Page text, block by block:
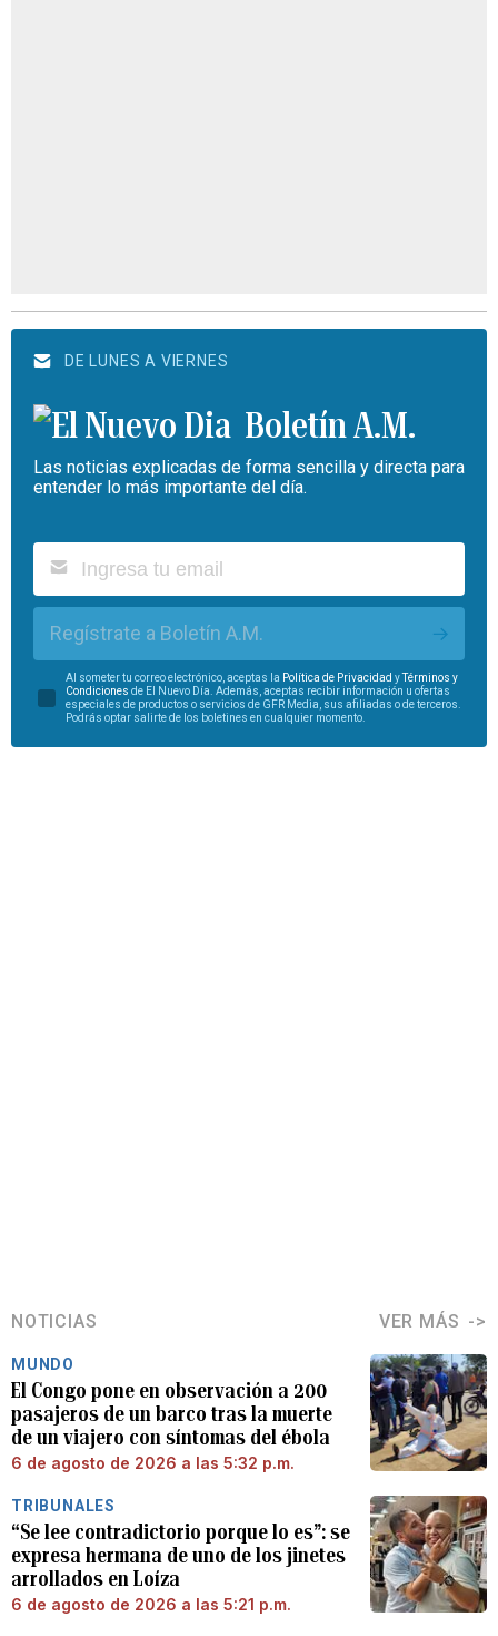
DE LUNES A VIERNES
Boletín A.M.
Las noticias explicadas de forma sencilla y directa para
entender lo más importante del día.
Regístrate a Boletín A.M.
Al someter tu correo electrónico, aceptas la Política de Privacidad yTérminos y
Condiciones de El Nuevo Día. Además, aceptas recibir información u ofertas
especiales de productos o servicios de GFR Media, sus afiliadas o de terceros.
Podrás optar salirte de los boletines en cualquier momento.
NOTICIAS VER MÁS
MUNDO
El Congo pone en observación a 200
pasajeros de un barco tras la muerte
de un viajero con síntomas del ébola
6 de agosto de 2026 a las 5:32 p.m.
TRIBUNALES
“Se lee contradictorio porque lo es”: se
expresa hermana de uno de los jinetes
arrollados en Loíza
6 de agosto de 2026 a las 5:21 p.m.